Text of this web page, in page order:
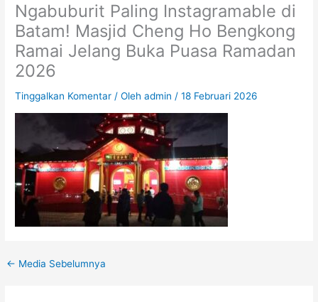
Ngabuburit Paling Instagramable di
Batam! Masjid Cheng Ho Bengkong
Ramai Jelang Buka Puasa Ramadan
2026
Tinggalkan Komentar / Olehadmin /18 Februari 2026
← Media Sebelumnya